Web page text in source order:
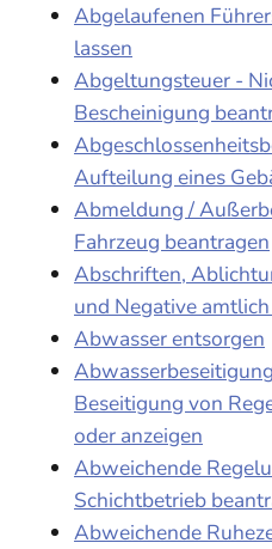
Abgelaufenen
lassen
Abgeltungsteuer -
Bescheinigung
Aufteilung eines
Abmeldung /
Fahrzeug beantragen
Abschriften,
und Negative
Abwasser entsorgen
Beseitigung von
oder anzeigen
Abweichende
Schichtbetrieb
Abweichende